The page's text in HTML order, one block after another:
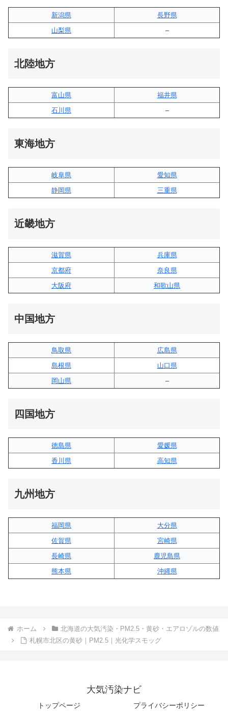
新潟県
長野県
山梨県
–
北陸地方
富山県
福井県
石川県
–
東海地方
岐阜県
愛知県
静岡県
三重県
近畿地方
滋賀県
兵庫県
京都府
奈良県
大阪府
和歌山県
中国地方
鳥取県
広島県
島根県
山口県
岡山県
–
四国地方
徳島県
愛媛県
香川県
高知県
九州地方
福岡県
大分県
佐賀県
宮崎県
長崎県
鹿児島県
熊本県
沖縄県
ホーム
北海道の大気汚染・PM2.5・黄砂・エアロゾルの数値
札幌市北区の黄砂｜PM2.5｜光化学スモッグ
大気汚染ナビ
トップページ プライバシーポリシー